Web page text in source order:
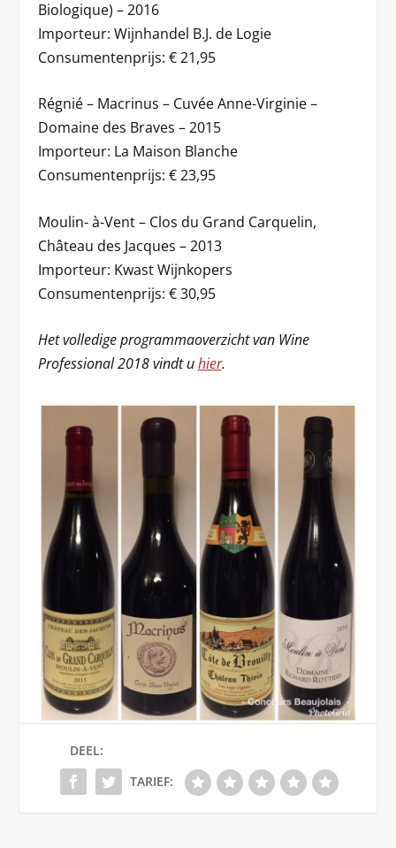
Biologique) – 2016
Importeur: Wijnhandel B.J. de Logie
Consumentenprijs: € 21,95
Régnié – Macrinus – Cuvée Anne-Virginie –
Domaine des Braves – 2015
Importeur: La Maison Blanche
Consumentenprijs: € 23,95
Moulin- à-Vent – Clos du Grand Carquelin,
Château des Jacques – 2013
Importeur: Kwast Wijnkopers
Consumentenprijs: € 30,95
Het volledige programmaoverzicht van Wine
Professional 2018 vindt uhier.
DEEL:
TARIEF: